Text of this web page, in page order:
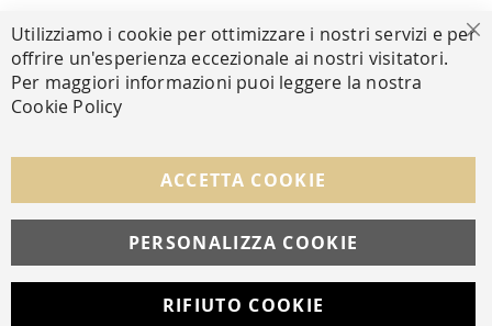
Facebook Instagram Whatsapp
© Copyright MAV Arreda s.r.l. | P.IVA IT05919160969
Via Galileo Galilei, 14 | Milano
Utilizziamo i cookie per ottimizzare i nostri servizi e per
offrire un'esperienza eccezionale ai nostri visitatori.
Per maggiori informazioni puoi leggere la nostra
Cookie Policy
ACCETTA COOKIE
PERSONALIZZA COOKIE
RIFIUTO COOKIE